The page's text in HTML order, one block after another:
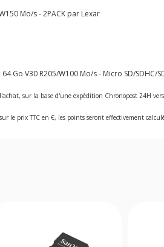
Mo/s - 2PACK par Lexar
Go V30 R205/W100 Mo/s - Micro SD/SDHC/
sur la base d'une expédition Chronopost 24H
le prix TTC en €, les points seront effectivement